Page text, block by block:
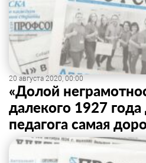
20 августа 2020, 00:00
«Долой
далекого 1927 года
педагога самая